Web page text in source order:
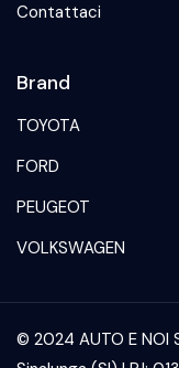
Contattaci
Brand
TOYOTA
FORD
PEUGEOT
VOLKSWAGEN
© 2024 AUTO E NOI